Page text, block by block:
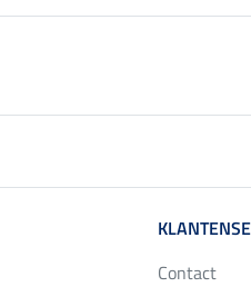
Contact